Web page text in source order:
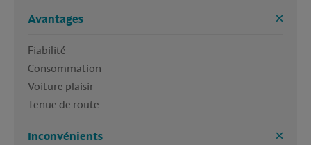
Avantages
Fiabilité
Consommation
Voiture plaisir
Tenue de route
Inconvénients